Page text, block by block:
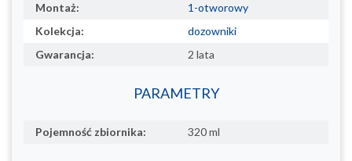
Montaż:
1-otworowy
Kolekcja:
dozowniki
Gwarancja:
2 lata
PARAMETRY
Pojemność zbiornika: 320 ml